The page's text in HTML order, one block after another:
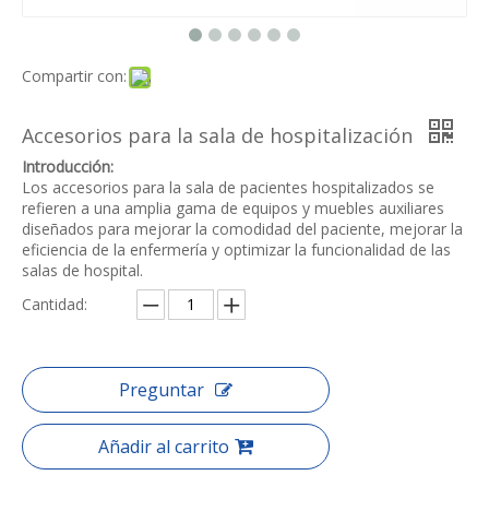
Compartir con:
Accesorios para la sala de hospitalización
Introducción:
Los accesorios para la sala de pacientes hospitalizados se
refieren a una amplia gama de equipos y muebles auxiliares
diseñados para mejorar la comodidad del paciente, mejorar la
eficiencia de la enfermería y optimizar la funcionalidad de las
salas de hospital.
Cantidad:
Preguntar
Añadir al carrito